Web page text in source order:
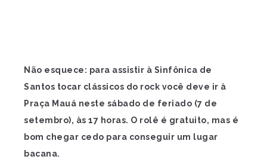
Não esquece: para assistir à Sinfônica de
Santos tocar clássicos do rock você deve ir à
Praça Mauá neste sábado de feriado (7 de
setembro), às 17 horas. O rolê é gratuito, mas é
bom chegar cedo para conseguir um lugar
bacana.